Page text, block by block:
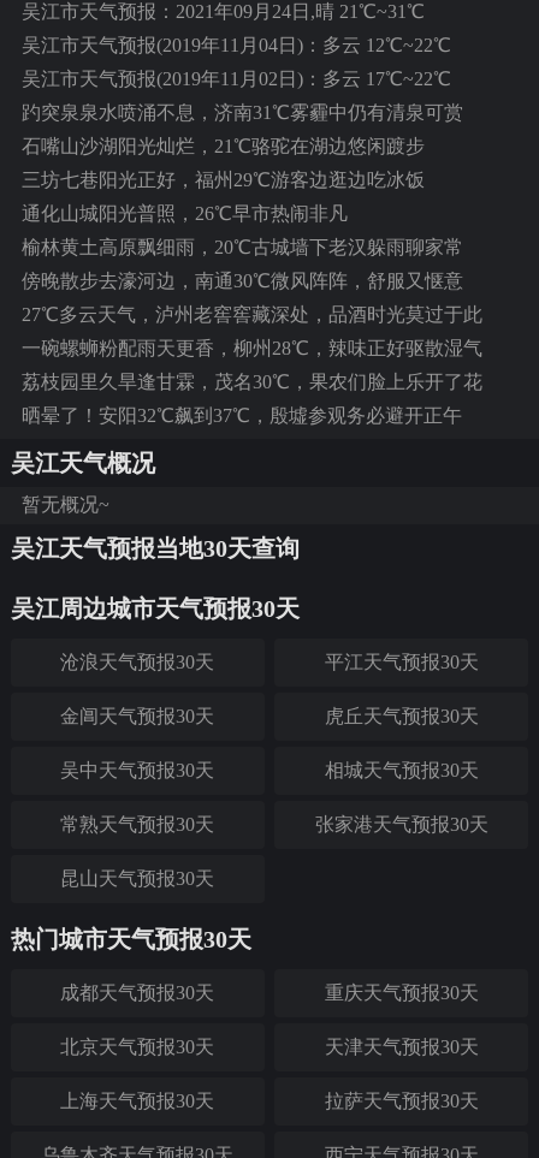
吴江市天气预报：2021年09月24日,晴 21℃~31℃
吴江市天气预报(2019年11月04日)：多云 12℃~22℃
吴江市天气预报(2019年11月02日)：多云 17℃~22℃
趵突泉泉水喷涌不息，济南31℃雾霾中仍有清泉可赏
石嘴山沙湖阳光灿烂，21℃骆驼在湖边悠闲踱步
三坊七巷阳光正好，福州29℃游客边逛边吃冰饭
通化山城阳光普照，26℃早市热闹非凡
榆林黄土高原飘细雨，20℃古城墙下老汉躲雨聊家常
傍晚散步去濠河边，南通30℃微风阵阵，舒服又惬意
27℃多云天气，泸州老窖窖藏深处，品酒时光莫过于此
一碗螺蛳粉配雨天更香，柳州28℃，辣味正好驱散湿气
荔枝园里久旱逢甘霖，茂名30℃，果农们脸上乐开了花
晒晕了！安阳32℃飙到37℃，殷墟参观务必避开正午
吴江天气概况
暂无概况~
吴江天气预报当地30天查询
吴江周边城市天气预报30天
沧浪天气预报30天 平江天气预报30天
金阊天气预报30天 虎丘天气预报30天
吴中天气预报30天 相城天气预报30天
常熟天气预报30天 张家港天气预报30天
昆山天气预报30天
热门城市天气预报30天
成都天气预报30天 重庆天气预报30天
北京天气预报30天 天津天气预报30天
上海天气预报30天 拉萨天气预报30天